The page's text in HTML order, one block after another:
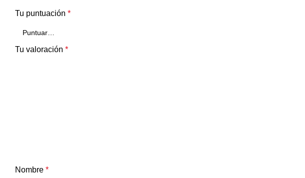
Tu puntuación *
Tu valoración *
Nombre *